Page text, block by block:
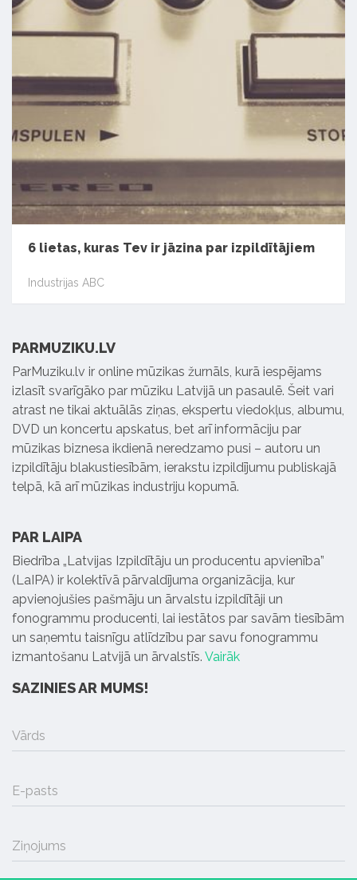
6 lietas, kuras Tev ir jāzina par izpildītājiem
Industrijas ABC
PARMUZIKU.LV
ParMuziku.lv ir online mūzikas žurnāls, kurā iespējams
izlasīt svarīgāko par mūziku Latvijā un pasaulē. Šeit vari
atrast ne tikai aktuālās ziņas, ekspertu viedokļus, albumu,
DVD un koncertu apskatus, bet arī informāciju par
mūzikas biznesa ikdienā neredzamo pusi – autoru un
izpildītāju blakustiesībām, ierakstu izpildījumu publiskajā
telpā, kā arī mūzikas industriju kopumā.
PAR LAIPA
Biedrība „Latvijas Izpildītāju un producentu apvienība”
(LaIPA) ir kolektīvā pārvaldījuma organizācija, kur
apvienojušies pašmāju un ārvalstu izpildītāji un
fonogrammu producenti, lai iestātos par savām tiesībām
un saņemtu taisnīgu atlīdzību par savu fonogrammu
izmantošanu Latvijā un ārvalstīs. Vairāk
SAZINIES AR MUMS!
Vārds
E-pasts
Ziņojums